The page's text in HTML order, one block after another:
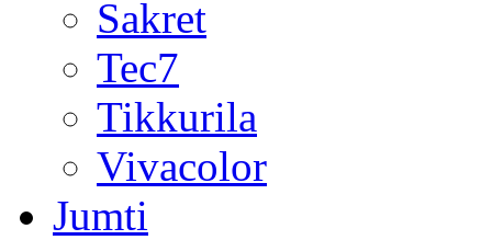
Sakret
Tec7
Tikkurila
Vivacolor
Jumti